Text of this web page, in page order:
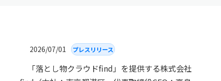
2026/07/01 プレスリリース
「落とし物クラウドfind」を提供する株式会社